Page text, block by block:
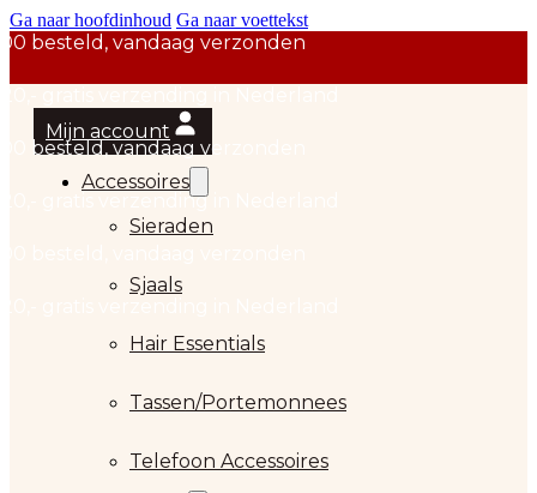
Ga naar hoofdinhoud Ga naar voettekst
Mijn account
Accessoires
Sieraden
Sjaals
Hair Essentials
Tassen/Portemonnees
Telefoon Accessoires